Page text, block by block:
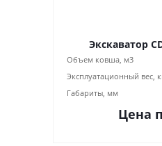
Экскаватор
Объем ковша, м3
Эксплуатационный вес,
Габариты, мм
Цена